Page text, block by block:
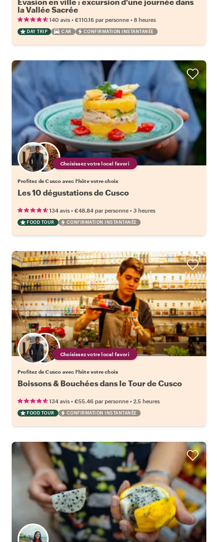
la Vallée Sacrée
140 avis • €110.16 par personne • 8 heures
DAY TRIP CAR CONFIRMATION INSTANTANÉE
Choisissez votre local favori
Profitez de Cusco avec l'hôte votre choix
Les 10 dégustations de Cusco
134 avis • €48.84 par personne • 3 heures
FOOD TOUR CONFIRMATION INSTANTANÉE
Choisissez votre local favori
Profitez de Cusco avec l'hôte votre choix
Boissons & Bouchées dans le Tour de Cusco
134 avis • €55.46 par personne • 2.5 heures
FOOD TOUR CONFIRMATION INSTANTANÉE